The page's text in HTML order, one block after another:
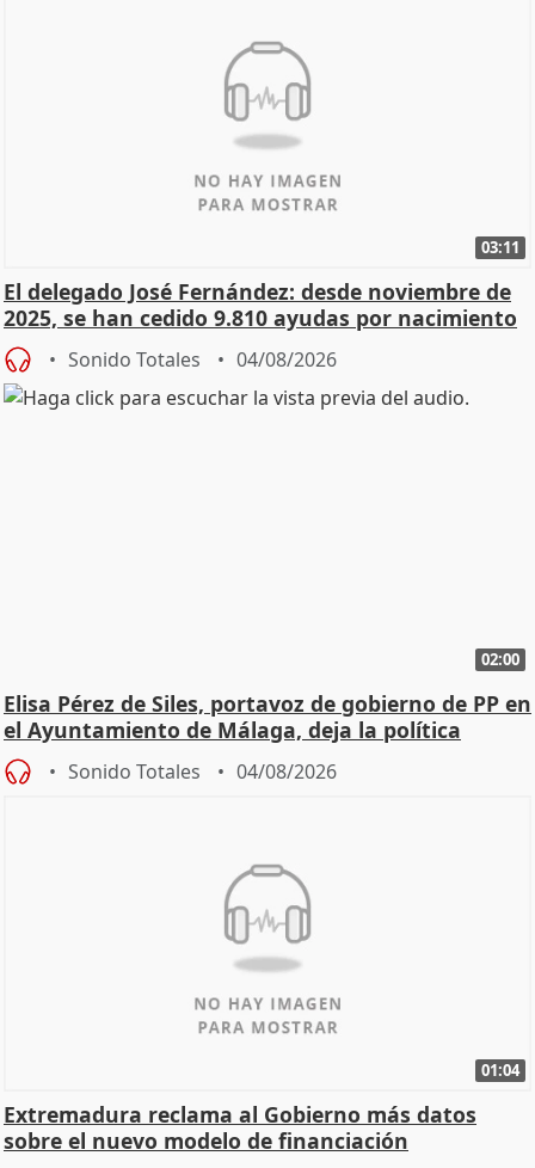
03:11
El delegado José Fernández: desde noviembre de
2025, se han cedido 9.810 ayudas por nacimiento
Sonido Totales 04/08/2026
02:00
Elisa Pérez de Siles, portavoz de gobierno de PP en
el Ayuntamiento de Málaga, deja la política
Sonido Totales 04/08/2026
01:04
Extremadura reclama al Gobierno más datos
sobre el nuevo modelo de financiación